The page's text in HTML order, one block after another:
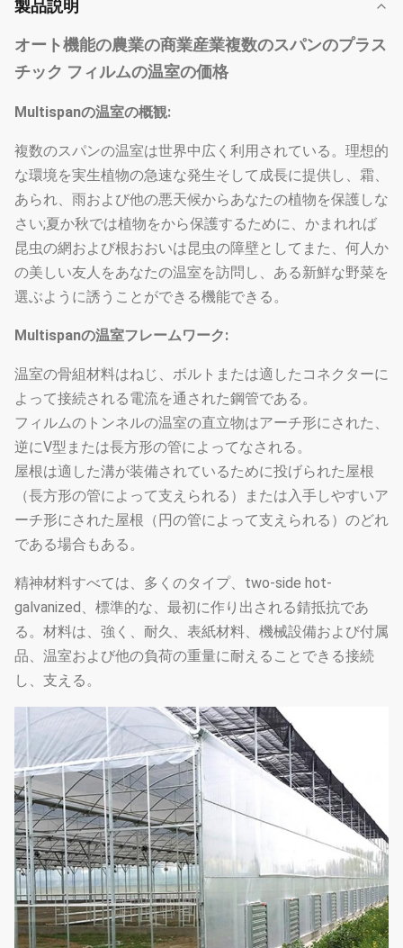
製品説明
オート機能の農業の商業産業複数のスパンのプラス
チック フィルムの温室の価格
Multispanの温室の概観:
複数のスパンの温室は世界中広く利用されている。理想的
な環境を実生植物の急速な発生そして成長に提供し、霜、
あられ、雨および他の悪天候からあなたの植物を保護しな
さい;夏か秋では植物をから保護するために、かまれれば
昆虫の網および根おおいは昆虫の障壁としてまた、何人か
の美しい友人をあなたの温室を訪問し、ある新鮮な野菜を
選ぶように誘うことができる機能できる。
Multispanの温室フレームワーク:
温室の骨組材料はねじ、ボルトまたは適したコネクターに
よって接続される電流を通された鋼管である。
フィルムのトンネルの温室の直立物はアーチ形にされた、
逆にV型または長方形の管によってなされる。
屋根は適した溝が装備されているために投げられた屋根
（長方形の管によって支えられる）または入手しやすいア
ーチ形にされた屋根（円の管によって支えられる）のどれ
である場合もある。
精神材料すべては、多くのタイプ、two-side hot-
galvanized、標準的な、最初に作り出される錆抵抗であ
る。材料は、強く、耐久、表紙材料、機械設備および付属
品、温室および他の負荷の重量に耐えることできる接続
し、支える。